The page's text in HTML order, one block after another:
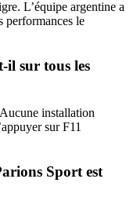
L’équipe argentine a
performances le
il sur tous les
installation
sur F11
Sport est